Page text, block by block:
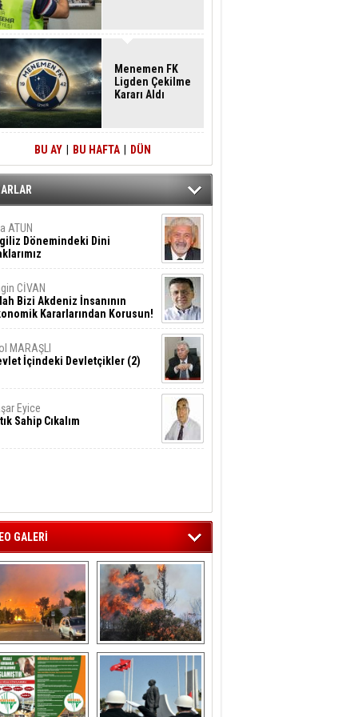
Menemen FK
Ligden Çekilme
Kararı Aldı
BU AY BU HAFTA DÜN
ATUN
Dönemindeki Dini
CİVAN
Bizi Akdeniz İnsanının
Kararlarından Korusun!
MARAŞLI
İçindeki Devletçikler (2)
Eyice
Sahip Cıkalım
GALERİ
‘da  otluk
alanda çıkan
yangın evlere
sıçramadan
söndürüldü
Aliağa'nın Ciğerleri